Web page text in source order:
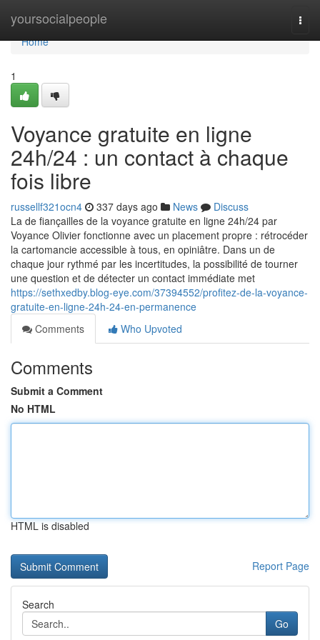
yoursocialpeople
Home
Home
1
Voyance gratuite en ligne
24h/24 : un contact à chaque
fois libre
russellf321ocn4 337 days ago News
Discuss
La de fiançailles de la voyance gratuite en ligne 24h/24 par
Voyance Olivier fonctionne avec un placement propre : rétrocéder
la cartomancie accessible à tous, en opiniâtre. Dans un de
chaque jour rythmé par les incertitudes, la possibilité de tourner
une question et de détecter un contact immédiate met
https://sethxedby.blog-eye.com/37394552/profitez-de-la-voyance-
gratuite-en-ligne-24h-24-en-permanence
Comments
Who Upvoted
Comments
Submit a Comment
No HTML
HTML is disabled
Report Page
Search
Go